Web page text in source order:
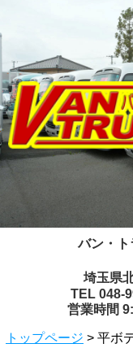
バン・ト
埼玉県
TEL 048-
営業時間
トップページ > 平ボ